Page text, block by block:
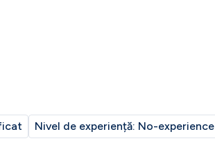
Nivel de experiență: No-experience